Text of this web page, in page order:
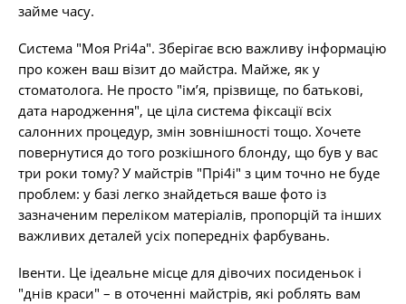
займе часу.
Система "Моя Pri4a". Зберігає всю важливу інформацію
про кожен ваш візит до майстра. Майже, як у
стоматолога. Не просто "ім’я, прізвище, по батькові,
дата народження", це ціла система фіксації всіх
салонних процедур, змін зовнішності тощо. Хочете
повернутися до того розкішного блонду, що був у вас
три роки тому? У майстрів "Прі4і" з цим точно не буде
проблем: у базі легко знайдеться ваше фото із
зазначеним переліком матеріалів, пропорцій та інших
важливих деталей усіх попередніх фарбувань.
Івенти. Це ідеальне місце для дівочих посиденьок і
"днів краси" – в оточенні майстрів, які роблять вам